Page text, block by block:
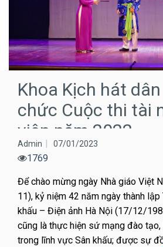
Khoa Kịch hát
chức Cuộc thi tài
viên năm 2022
Admin 07/01/2023
1769
Để chào mừng ngày Nhà giáo Việt
11), kỷ niệm 42 năm ngày thành
khấu – Điện ảnh Hà Nội (17/12/
cũng là thực hiện sứ mạng đào
trong lĩnh vực Sân khấu; được sự